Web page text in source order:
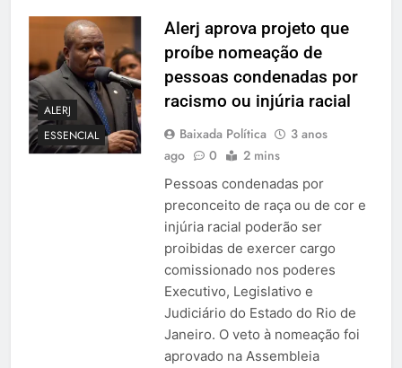
ALERJ
ESSENCIAL
Alerj aprova projeto que
proíbe nomeação de
pessoas condenadas por
racismo ou injúria racial
Baixada Política
3 anos
ago
0 2 mins
Pessoas condenadas por
preconceito de raça ou de cor e
injúria racial poderão ser
proibidas de exercer cargo
comissionado nos poderes
Executivo, Legislativo e
Judiciário do Estado do Rio de
Janeiro. O veto à nomeação foi
aprovado na Assembleia